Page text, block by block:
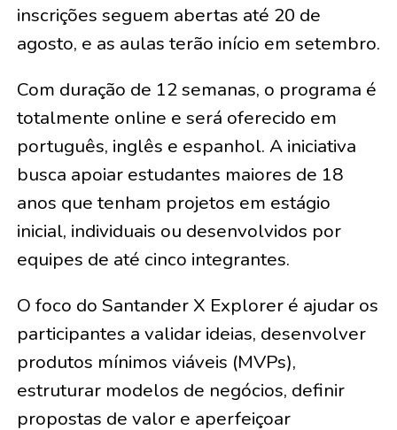
inscrições seguem abertas até 20 de
agosto, e as aulas terão início em setembro.
Com duração de 12 semanas, o programa é
totalmente online e será oferecido em
português, inglês e espanhol. A iniciativa
busca apoiar estudantes maiores de 18
anos que tenham projetos em estágio
inicial, individuais ou desenvolvidos por
equipes de até cinco integrantes.
O foco do Santander X Explorer é ajudar os
participantes a validar ideias, desenvolver
produtos mínimos viáveis (MVPs),
estruturar modelos de negócios, definir
propostas de valor e aperfeiçoar